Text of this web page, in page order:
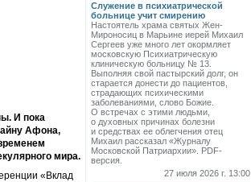
И пока
Афона,
мира.
«Вклад
Служение в психиатрической
больнице учит смирению
Настоятель храма святых Жен-
Мироносиц в Марьине иерей Михаил
Сергеев уже много лет окормляет
московскую Психиатрическую
клиническую больницу № 13.
Выполняя свой пастырский долг, он
старается донести до пациентов,
страдающих психическими
заболеваниями, слово Божие.
О встречах с этими людьми,
о духовных причинах болезни
и средствах ее облегчения отец
Михаил рассказал «Журналу
Московской Патриархии». PDF-
версия.
27 июля 2026 г. 13:00